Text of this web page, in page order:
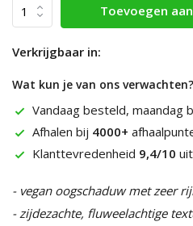
Toevoegen
Verkrijgbaar in:
Wat kun je van ons verwachten?
Vandaag besteld, maandag
Afhalen bij 4000+
Klanttevredenheid 9,4/10 uit
- vegan oogschaduw met zeer
- zijdezachte, fluweelachtige